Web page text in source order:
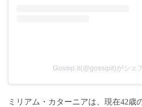
Gossip.it(@gossipit)がシェ
ミリアム・カターニアは、現在42歳